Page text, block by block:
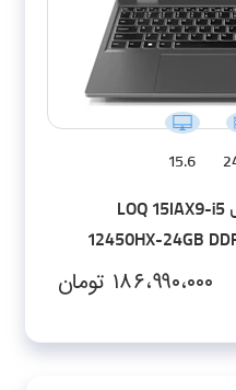
15.6
لپ تاپ 15.6 اینچی لنوو مدل LOQ 15IAX9-i5
12450HX-24GB
۱۸۶،۹۹۰،۰۰۰ تومان